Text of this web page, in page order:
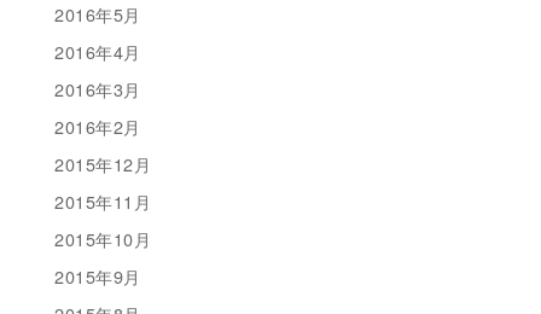
2016年5月
2016年4月
2016年3月
2016年2月
2015年12月
2015年11月
2015年10月
2015年9月